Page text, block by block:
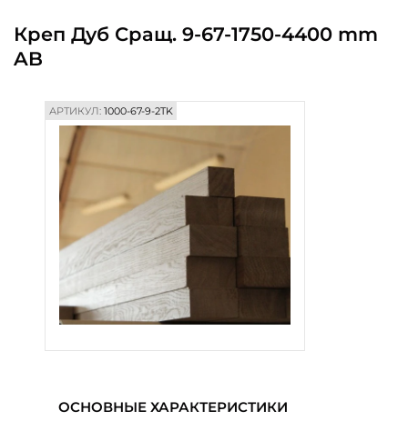
Блог
Креп Дуб Сращ. 9-67-1750-4400 mm
AB
АРТИКУЛ:1000-67-9-2TK
ОСНОВНЫЕ ХАРАКТЕРИСТИКИ